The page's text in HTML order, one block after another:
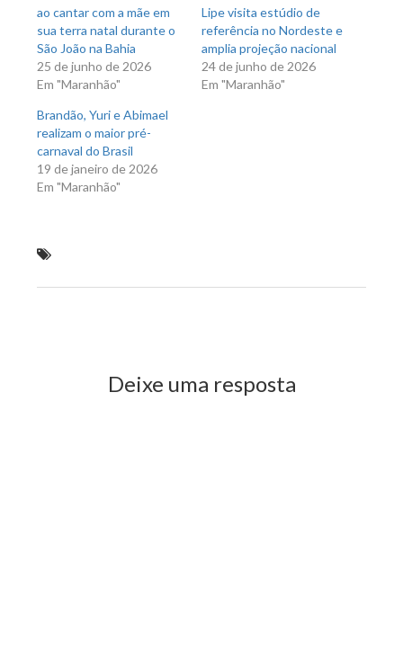
ao cantar com a mãe em
sua terra natal durante o
São João na Bahia
25 de junho de 2026
Em "Maranhão"
Lipe visita estúdio de
referência no Nordeste e
amplia projeção nacional
24 de junho de 2026
Em "Maranhão"
Brandão, Yuri e Abimael
realizam o maior pré-
carnaval do Brasil
19 de janeiro de 2026
Em "Maranhão"
Deixe uma resposta